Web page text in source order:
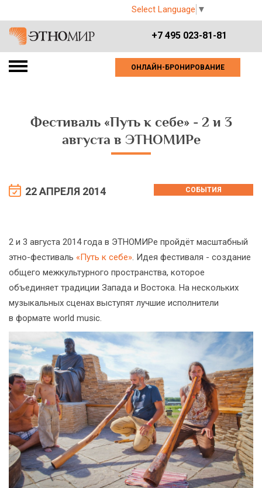
Select Language ▼
+7 495 023-81-81
ОНЛАЙН-БРОНИРОВАНИЕ
Фестиваль «Путь к себе» - 2 и 3
августа в ЭТНОМИРе
22 АПРЕЛЯ 2014 СОБЫТИЯ
2 и 3 августа 2014 года в ЭТНОМИРе пройдёт масштабный
этно-фестиваль «Путь к себе». Идея фестиваля - создание
общего межкультурного пространства, которое
объединяет традиции Запада и Востока. На нескольких
музыкальных сценах выступят лучшие исполнители
в формате world music.